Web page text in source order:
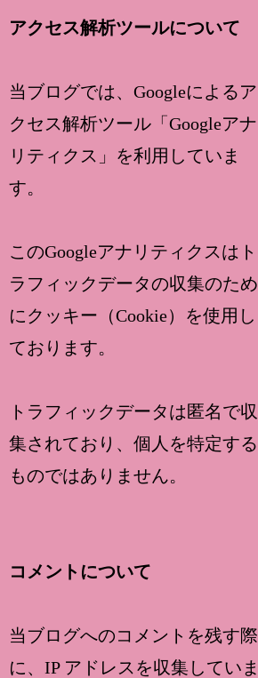
アクセス解析ツールについて
当ブログでは、Googleによるア
クセス解析ツール「Googleアナ
リティクス」を利用していま
す。
このGoogleアナリティクスはト
ラフィックデータの収集のため
にクッキー（Cookie）を使用し
ております。
トラフィックデータは匿名で収
集されており、個人を特定する
ものではありません。
コメントについて
当ブログへのコメントを残す際
に、IP アドレスを収集していま